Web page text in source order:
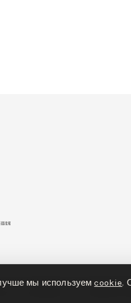
мы используемcookie.